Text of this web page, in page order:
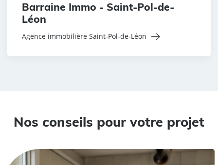
Barraine Immo - Saint-Pol-de-
Léon
Agence immobilière Saint-Pol-de-Léon
Nos conseils pour votre projet